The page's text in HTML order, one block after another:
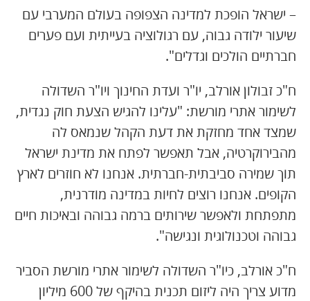
– ישראל הופכת למדינה הצפופה בעולם המערבי עם
שיעור ילודה גבוה, עם רגולוציה בעייתית ועם פערים
חברתיים הולכים וגדלים".
ח"כ זבולון אורלב, יו"ר ועדת החינוך ויו"ר השדולה
לשימור אתרי מורשת: "עלינו להגיש הצעת חוק נגדית,
שמצד אחד מחזקת את דעת הקהל שנמאס לה
מהבירוקרטיה, אבל תאפשר לפתח את מדינת ישראל
תוך שמירה סביבתית-חברתית. אנחנו לא חוזרים לארץ
הקופים. אנחנו רוצים לחיות במדינה מודרנית,
מתפתחת ולאפשר שירותים ברמה גבוהה ובאיכות חיים
גבוהה וטכנולוגית ונגישה".
ח"כ אורלב, כיו"ר השדולה לשימור אתרי מורשת הסביר
מדוע צריך היה ליזום תכנית בהיקף של 600 מיליון